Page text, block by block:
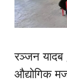
रञ्जन
औद्योगिक